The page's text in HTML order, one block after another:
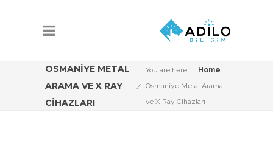
OSMANIYE METAL
ARAMA VE X RAY
CIHAZLARI
You are here:
Home
Osmaniye Metal Arama
ve X Ray Cihazları